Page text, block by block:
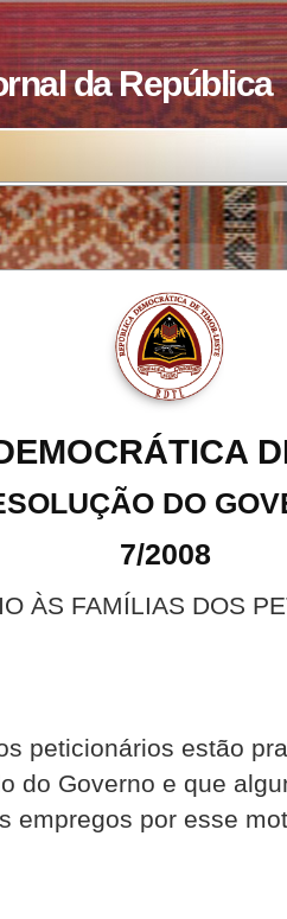
da República
DO
7/2008
ÀS FAMÍLIAS DOS
peticionários estão
do Governo e que
empregos por esse